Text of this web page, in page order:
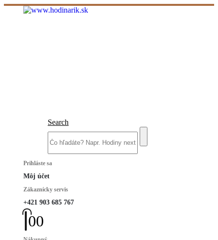
Search
Prihláste sa
Môj účet
Zákaznícky servis
+421 903 685 767
00